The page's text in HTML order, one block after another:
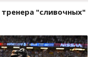
"сливочных"